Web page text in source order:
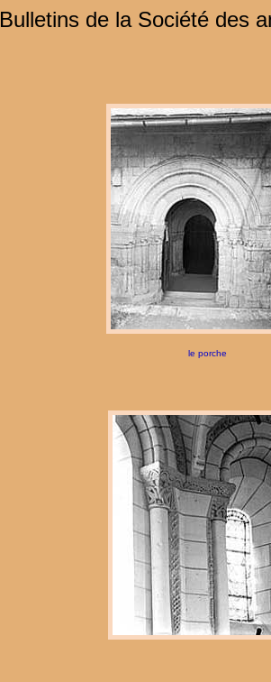
Bulletins de la Société des
le porche